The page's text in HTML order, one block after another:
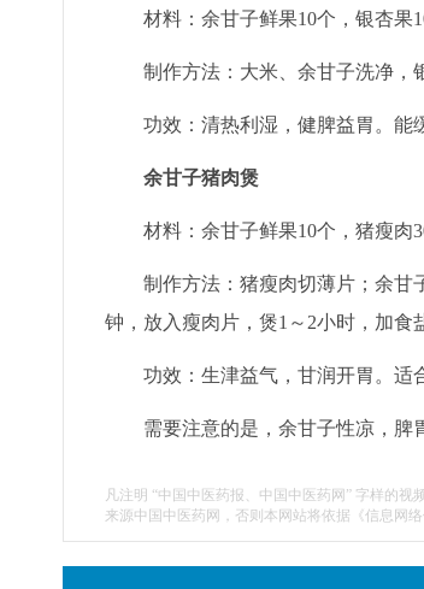
材料：余甘子鲜果10个，银杏果
制作方法：大米、余甘子洗净，
功效：清热利湿，健脾益胃。能
余甘子猪肉煲
材料：余甘子鲜果10个，猪瘦肉
制作方法：猪瘦肉切薄片；余甘
钟，放入瘦肉片，煲1～2小时，加食
功效：生津益气，甘润开胃。适
需要注意的是，余甘子性凉，脾
凡注明 “中国中医药报、中国中医药网” 字样的
来源中国中医药网，否则本网站将依据《信息网